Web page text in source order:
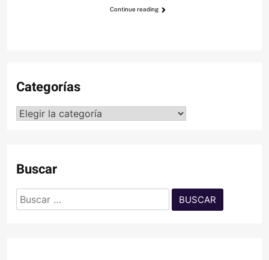
Continue reading
Categorías
Categorías
Buscar
Buscar: